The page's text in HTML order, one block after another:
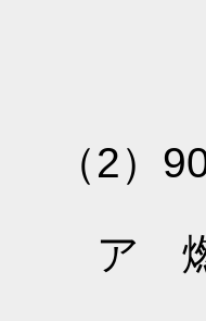
（2）
ア 燃